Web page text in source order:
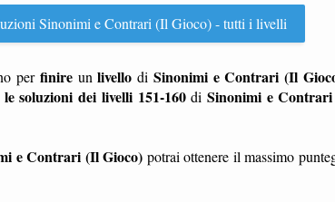
Sinonimi e Contrari (Il Gioco) - tutti i livelli
per finireunlivello di Sinonimi e Contrari (Il
soluzioni dei livelli 151-160diSinonimi e
e Contrari (Il Gioco) potrai ottenere il massimo